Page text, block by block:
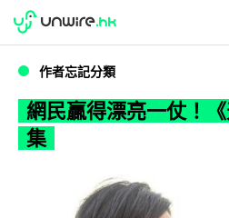
網民贏得漂亮一仗！
WWDC 2026
作者忘記分類
網民贏得漂亮一仗！
集